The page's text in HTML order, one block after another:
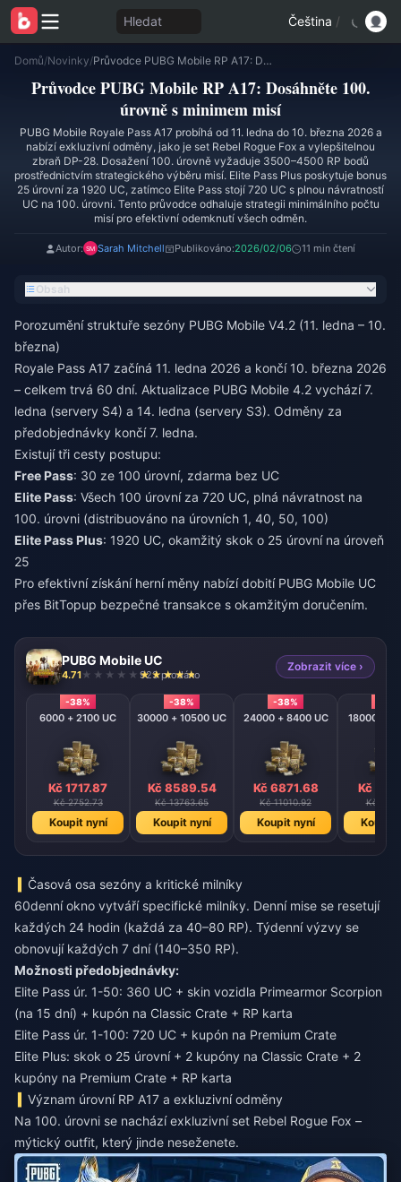
Hledat Čeština /
Domů/Novinky/ Průvodce PUBG Mobile RP A17: Dosáhněte 100. úrovně s minimem misí
Průvodce PUBG Mobile RP A17: Dosáhněte 100.
úrovně s minimem misí
PUBG Mobile Royale Pass A17 probíhá od 11. ledna do 10. března 2026 a
nabízí exkluzivní odměny, jako je set Rebel Rogue Fox a vylepšitelnou
zbraň DP-28. Dosažení 100. úrovně vyžaduje 3500–4500 RP bodů
prostřednictvím strategického výběru misí. Elite Pass Plus poskytuje bonus
25 úrovní za 1920 UC, zatímco Elite Pass stojí 720 UC s plnou návratností
UC na 100. úrovni. Tento průvodce odhaluje strategii minimálního počtu
misí pro efektivní odemknutí všech odměn.
Autor: Sarah Mitchell Publikováno:2026/02/06 11 min čtení
Obsah
Porozumění struktuře sezóny PUBG Mobile V4.2 (11. ledna – 10.
března)
Royale Pass A17 začíná 11. ledna 2026 a končí 10. března 2026
– celkem trvá 60 dní. Aktualizace PUBG Mobile 4.2 vychází 7.
ledna (servery S4) a 14. ledna (servery S3). Odměny za
předobjednávky končí 7. ledna.
Existují tři cesty postupu:
Free Pass: 30 ze 100 úrovní, zdarma bez UC
Elite Pass: Všech 100 úrovní za 720 UC, plná návratnost na
100. úrovni (distribuováno na úrovních 1, 40, 50, 100)
Elite Pass Plus: 1920 UC, okamžitý skok o 25 úrovní na úroveň
25
Pro efektivní získání herní měny nabízídobití PUBG Mobile UC
přes BitTopup bezpečné transakce s okamžitým doručením.
PUBG Mobile UC
4.71 923 prodáno
Zobrazit více ›
-38%
6000 + 2100 UC
Kč 1717.87
Kč 2752.73
Koupit nyní
-38%
30000 + 10500 UC
Kč 8589.54
Kč 13763.65
Koupit nyní
-38%
24000 + 8400 UC
Kč 6871.68
Kč 11010.92
Koupit nyní
18000 +
Kč
Kč
Koupit
Časová osa sezóny a kritické milníky
60denní okno vytváří specifické milníky. Denní mise se resetují
každých 24 hodin (každá za 40–80 RP). Týdenní výzvy se
obnovují každých 7 dní (140–350 RP).
Možnosti předobjednávky:
Elite Pass úr. 1-50: 360 UC + skin vozidla Primearmor Scorpion
(na 15 dní) + kupón na Classic Crate + RP karta
Elite Pass úr. 1-100: 720 UC + kupón na Premium Crate
Elite Plus: skok o 25 úrovní + 2 kupóny na Classic Crate + 2
kupóny na Premium Crate + RP karta
Význam úrovní RP A17 a exkluzivní odměny
Na 100. úrovni se nachází exkluzivní set Rebel Rogue Fox –
mýtický outfit, který jinde neseženete.